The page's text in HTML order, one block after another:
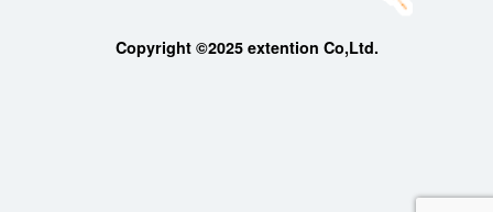
Copyright ©2025 extention Co,Ltd.